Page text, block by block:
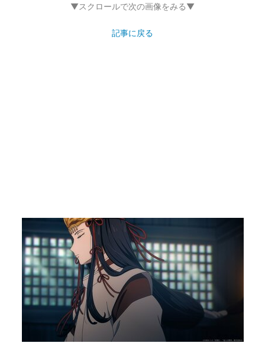
▼スクロールで次の画像をみる▼
記事に戻る